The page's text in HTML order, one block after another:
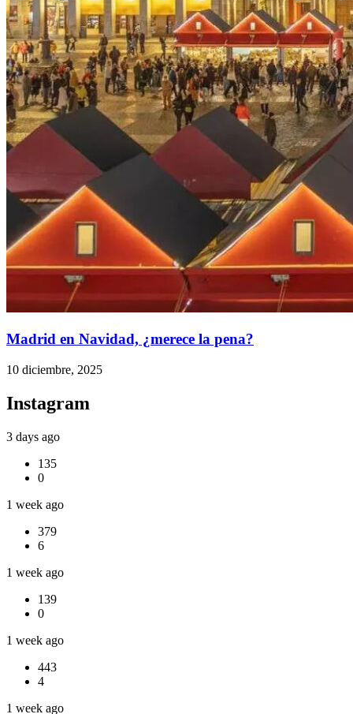
Madrid en Navidad, ¿merece la pena?
10 diciembre, 2025
Instagram
3 days ago
135
0
1 week ago
379
6
1 week ago
139
0
1 week ago
443
4
1 week ago